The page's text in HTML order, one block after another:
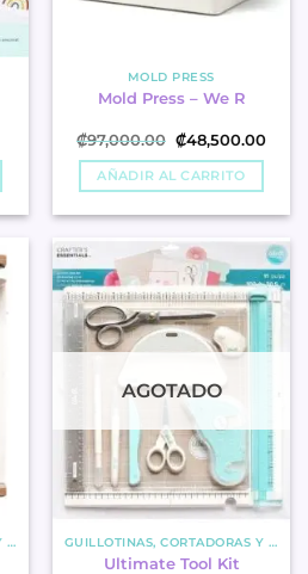
MOLD PRESS
Mold Press – We R
₡97,000.00 El
precio
original
era:
₡97,000.00
₡48,500.00El
AÑADIR AL CARRITO
GUILLOTINAS, CORTADORAS Y MATS
AGOTADO
GUILLOTINAS, CORTADORAS Y MATS
Ultimate Tool Kit